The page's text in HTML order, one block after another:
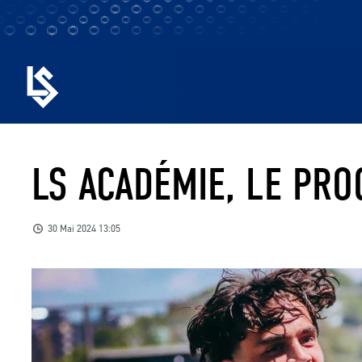
LS ACADÉMIE, LE
30 Mai 2024 13:05